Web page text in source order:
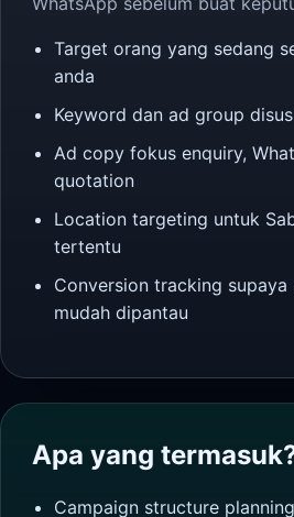
Target orang yang sedang
anda
Keyword dan ad group
Ad copy fokus enquiry,
quotation
Location targeting untuk
tertentu
Conversion tracking supaya
mudah dipantau
Apa yang
Campaign structure planning